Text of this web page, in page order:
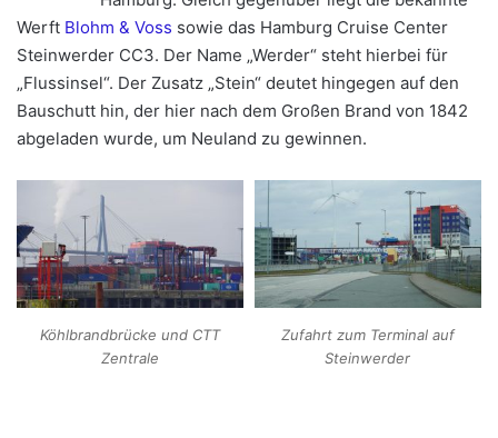
Werft Blohm & Voss sowie das Hamburg Cruise Center
Steinwerder CC3. Der Name „Werder“ steht hierbei für
„Flussinsel“. Der Zusatz „Stein“ deutet hingegen auf den
Bauschutt hin, der hier nach dem Großen Brand von 1842
abgeladen wurde, um Neuland zu gewinnen.
Köhlbrandbrücke und CTT
Zentrale
Zufahrt zum Terminal auf
Steinwerder